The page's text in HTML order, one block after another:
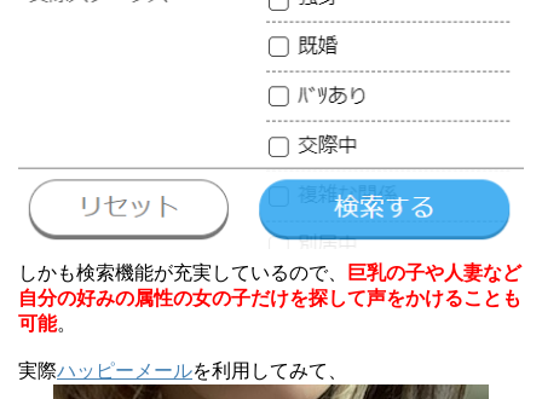
しかも検索機能が充実しているので、
巨乳の子や人妻など
自分の好みの属性の女の子だけを探して声をかけることも
可能。
実際ハッピーメールを利用してみて、